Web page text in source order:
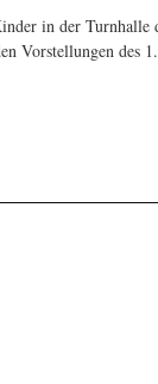
in der Turnhalle
Vorstellungen des